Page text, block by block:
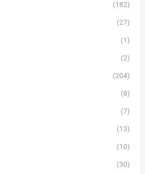
(182)
(27)
(1)
(2)
(204)
(8)
(7)
(13)
(10)
(30)